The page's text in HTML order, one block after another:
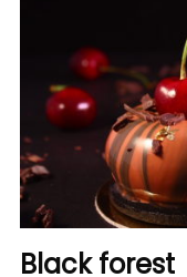
Black forest